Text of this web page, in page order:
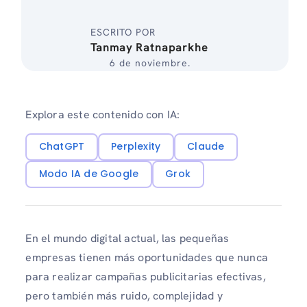
ESCRITO POR
Tanmay Ratnaparkhe
6 de noviembre.
Explora este contenido con IA:
ChatGPT Perplexity
Claude
Modo IA de Google
Grok
En el mundo digital actual, las pequeñas
empresas tienen más oportunidades que nunca
para realizar campañas publicitarias efectivas,
pero también más ruido, complejidad y